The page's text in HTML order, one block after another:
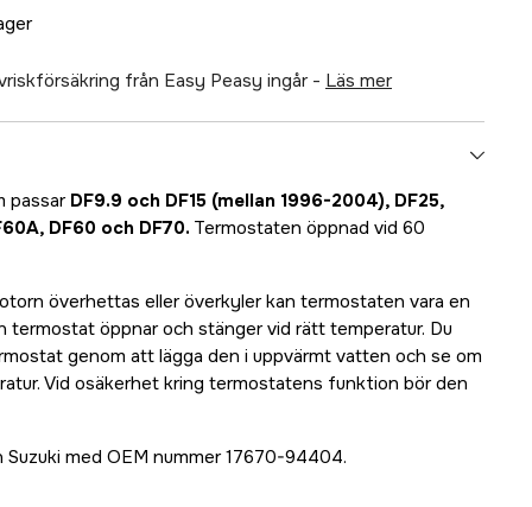
från Easy Peasy ingår - läs mer
passar DF9.9 och DF15 (mellan 1996-2004), DF25,
DF60 och DF70. Termostaten öppnad vid 60
överhettas eller överkyler kan termostaten vara en
termostat öppnar och stänger vid rätt temperatur. Du
genom att lägga den i uppvärmt vatten och se om
Vid osäkerhet kring termostatens funktion bör den
med OEM nummer 17670-94404.